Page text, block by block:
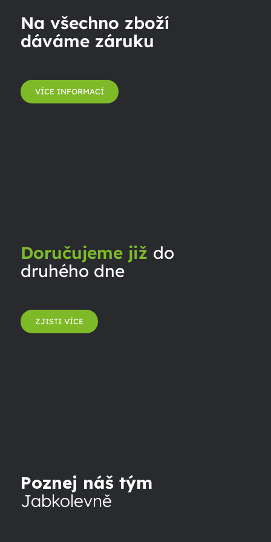
Na všechno zboží
dáváme záruku
VÍCE INFORMACÍ
Doručujeme již do
druhého dne
ZJISTI VÍCE
Poznej náš tým
Jabkolevně